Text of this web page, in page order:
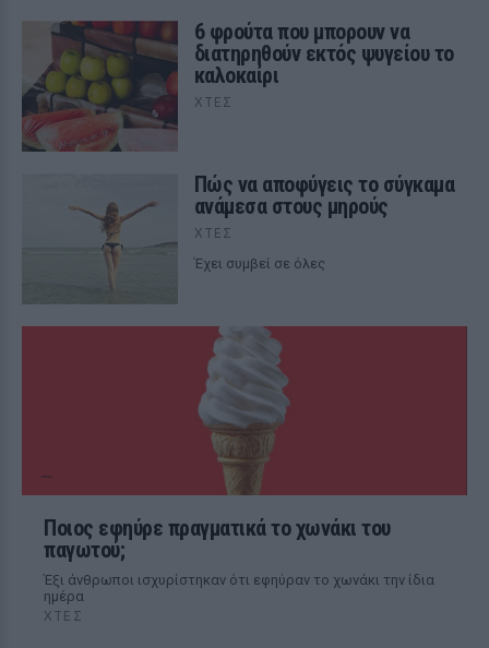
6 φρούτα που μπορουν να
διατηρηθούν εκτός ψυγείου το
καλοκαίρι
ΧΤΕΣ
Πώς να αποφύγεις το σύγκαμα
ανάμεσα στους μηρούς
ΧΤΕΣ
Έχει συμβεί σε όλες
Ποιος εφηύρε πραγματικά το χωνάκι του
παγωτού;
Έξι άνθρωποι ισχυρίστηκαν ότι εφηύραν το χωνάκι την ίδια
ημέρα
ΧΤΕΣ